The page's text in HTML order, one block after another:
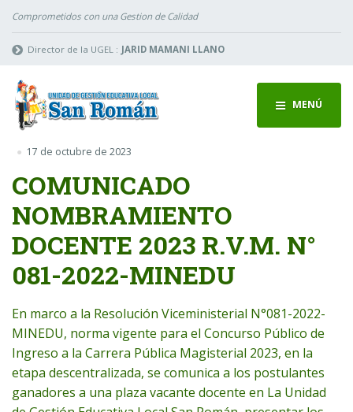
Comprometidos con una Gestion de Calidad
Director de la UGEL : JARID MAMANI LLANO
MENÚ
17 de octubre de 2023
COMUNICADO
NOMBRAMIENTO
DOCENTE 2023 R.V.M. N°
081-2022-MINEDU
En marco a la Resolución Viceministerial N°081-2022-
MINEDU, norma vigente para el Concurso Público de
Ingreso a la Carrera Pública Magisterial 2023, en la
etapa descentralizada, se comunica a los postulantes
ganadores a una plaza vacante docente en La Unidad